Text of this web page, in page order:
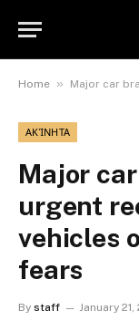
Home » Major car brands
ΑΚΊΝΗΤΑ
Major
urgent
vehicles
fears
By staff January 21,